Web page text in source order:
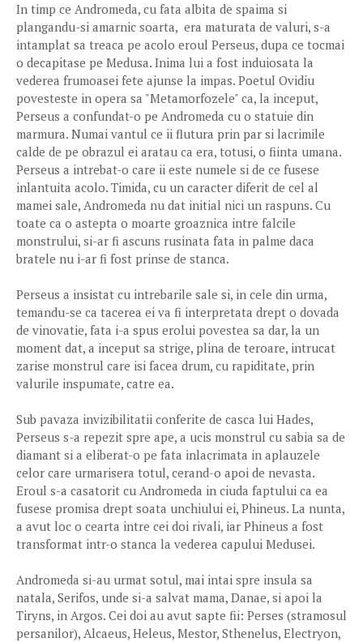
In timp ce Andromeda, cu fata albita de spaima si
plangandu-si amarnic soarta, era maturata de valuri, s-a
intamplat sa treaca pe acolo eroul Perseus, dupa ce tocmai
o decapitase pe Medusa. Inima lui a fost induiosata la
vederea frumoasei fete ajunse la impas. Poetul Ovidiu
povesteste in opera sa "Metamorfozele" ca, la inceput,
Perseus a confundat-o pe Andromeda cu o statuie din
marmura. Numai vantul ce ii flutura prin par si lacrimile
calde de pe obrazul ei aratau ca era, totusi, o fiinta umana.
Perseus a intrebat-o care ii este numele si de ce fusese
inlantuita acolo. Timida, cu un caracter diferit de cel al
mamei sale, Andromeda nu dat initial nici un raspuns. Cu
toate ca o astepta o moarte groaznica intre falcile
monstrului, si-ar fi ascuns rusinata fata in palme daca
bratele nu i-ar fi fost prinse de stanca.
Perseus a insistat cu intrebarile sale si, in cele din urma,
temandu-se ca tacerea ei va fi interpretata drept o dovada
de vinovatie, fata i-a spus erolui povestea sa dar, la un
moment dat, a inceput sa strige, plina de teroare, intrucat
zarise monstrul care isi facea drum, cu rapiditate, prin
valurile inspumate, catre ea.
Sub pavaza invizibilitatii conferite de casca lui Hades,
Perseus s-a repezit spre ape, a ucis monstrul cu sabia sa de
diamant si a eliberat-o pe fata inlacrimata in aplauzele
celor care urmarisera totul, cerand-o apoi de nevasta.
Eroul s-a casatorit cu Andromeda in ciuda faptului ca ea
fusese promisa drept soata unchiului ei, Phineus. La nunta,
a avut loc o cearta intre cei doi rivali, iar Phineus a fost
transformat intr-o stanca la vederea capului Medusei.
Andromeda si-au urmat sotul, mai intai spre insula sa
natala, Serifos, unde si-a salvat mama, Danae, si apoi la
Tiryns, in Argos. Cei doi au avut sapte fii: Perses (stramosul
persanilor), Alcaeus, Heleus, Mestor, Sthenelus, Electryon,